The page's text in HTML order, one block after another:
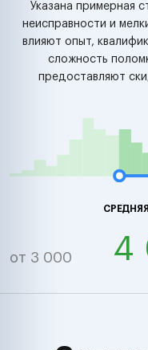
Указана примерная
неисправности и
влияют опыт,
сложность
предоставляют
от 3 000 4